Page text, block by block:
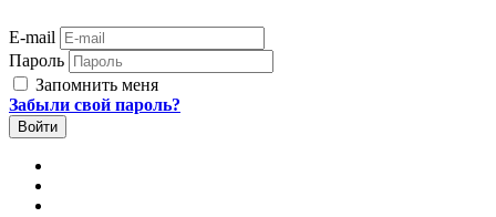
E-mail
Пароль
Запомнить меня
Забыли свой пароль?